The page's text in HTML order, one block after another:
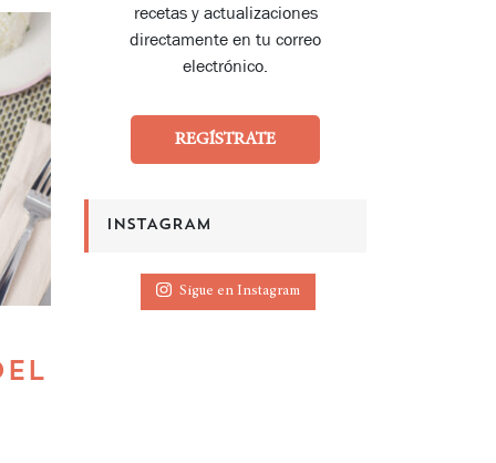
recetas y actualizaciones
directamente en tu correo
electrónico.
REGÍSTRATE
INSTAGRAM
Sigue en Instagram